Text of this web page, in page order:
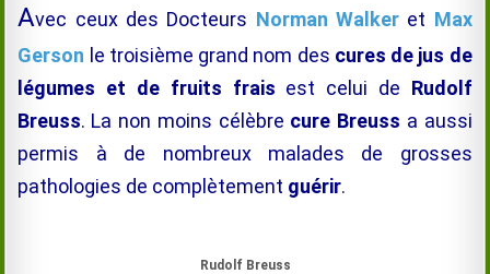
Avec ceux des Docteurs Norman Walkeret Max
Gerson le troisième grand nom des cures de jus de
légumes et de fruits frais est celui de Rudolf
Breuss. La non moins célèbre cure Breuss a aussi
permis à de nombreux malades de grosses
pathologies de complètement guérir.
Rudolf Breuss